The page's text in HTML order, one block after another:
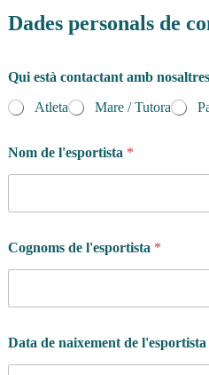
Dades personals de
e
n
M
s
g
Qui està contactant amb
Atleta
Mare / Tutora
Nom de l'esportista *
Cognoms de l'esportista *
Data de naixement de l'esportista